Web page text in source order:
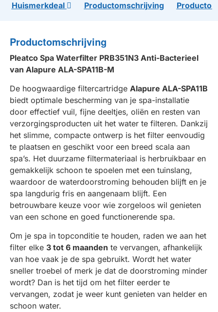
Huismerkdeal Productomschrijving
Productomschrijving
Pleatco Spa Waterfilter PRB351N3 Anti-Bacterieel
van Alapure ALA-SPA11B-M
De hoogwaardige filtercartridge Alapure ALA-SPA11B
biedt optimale bescherming van je spa-installatie
door effectief vuil, fijne deeltjes, oliën en resten van
verzorgingsproducten uit het water te filteren. Dankzij
het slimme, compacte ontwerp is het filter eenvoudig
te plaatsen en geschikt voor een breed scala aan
spa’s. Het duurzame filtermateriaal is herbruikbaar en
gemakkelijk schoon te spoelen met een tuinslang,
waardoor de waterdoorstroming behouden blijft en je
spa langdurig fris en aangenaam blijft. Een
betrouwbare keuze voor wie zorgeloos wil genieten
van een schone en goed functionerende spa.
Om je spa in topconditie te houden, raden we aan het
filter elke 3 tot 6 maanden te vervangen, afhankelijk
van hoe vaak je de spa gebruikt. Wordt het water
sneller troebel of merk je dat de doorstroming minder
wordt? Dan is het tijd om het filter eerder te
vervangen, zodat je weer kunt genieten van helder en
schoon water.